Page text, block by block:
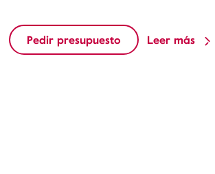
Pedir presupuesto Leer más